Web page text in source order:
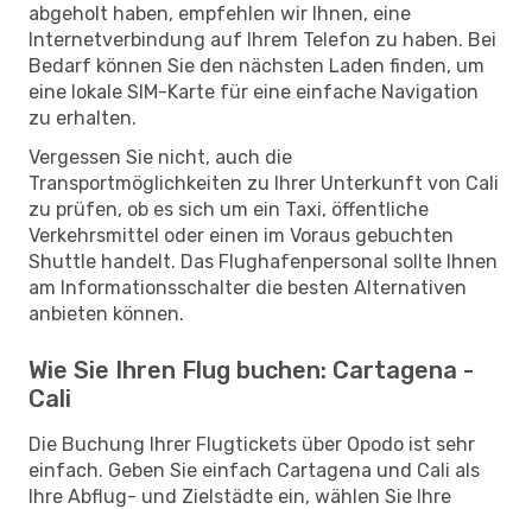
abgeholt haben, empfehlen wir Ihnen, eine
Internetverbindung auf Ihrem Telefon zu haben. Bei
Bedarf können Sie den nächsten Laden finden, um
eine lokale SIM-Karte für eine einfache Navigation
zu erhalten.
Vergessen Sie nicht, auch die
Transportmöglichkeiten zu Ihrer Unterkunft von Cali
zu prüfen, ob es sich um ein Taxi, öffentliche
Verkehrsmittel oder einen im Voraus gebuchten
Shuttle handelt. Das Flughafenpersonal sollte Ihnen
am Informationsschalter die besten Alternativen
anbieten können.
Wie Sie Ihren Flug buchen: Cartagena -
Cali
Die Buchung Ihrer Flugtickets über Opodo ist sehr
einfach. Geben Sie einfach Cartagena und Cali als
Ihre Abflug- und Zielstädte ein, wählen Sie Ihre